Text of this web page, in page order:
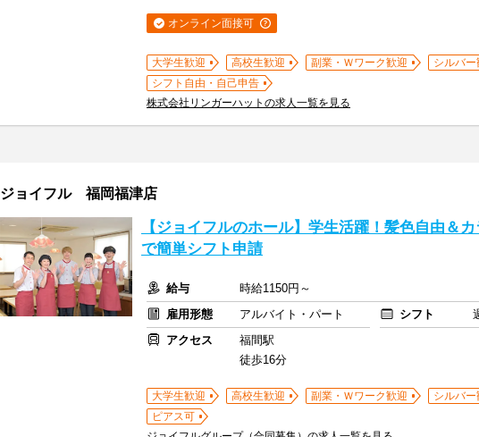
オンライン面接可
大学生歓迎 高校生歓迎 副業・Ｗワーク歓迎
シルバー
シフト自由・自己申告
株式会社リンガーハットの求人一覧を見る
ジョイフル 福岡福津店
【ジョイフルのホール】学生活躍！髪色自由＆
で簡単シフト申請
給与
時給1150円～
雇用形態
アルバイト・パート シフト
アクセス
福間駅
徒歩16分
大学生歓迎 高校生歓迎 副業・Ｗワーク歓迎
シルバー
ピアス可